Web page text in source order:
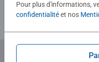
Pour plus d'informations,
confidentialitéet nos